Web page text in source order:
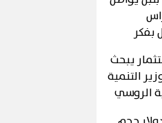
بفكر
يبحث
التنمية
الروسي